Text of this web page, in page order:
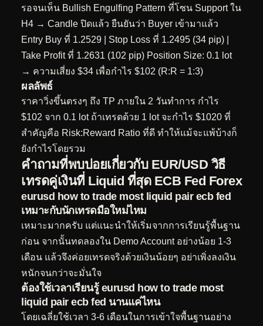
รอจนเห็น Bullish Engulfing Pattern ที่โซน Support ใน
H4 → Candle ปิดแล้ว ยืนยันว่า Buyer เข้ามาแล้ว
Entry Buy ที่ 1.2529 | Stop Loss ที่ 1.2495 (34 pip) |
Take Profit ที่ 1.2631 (102 pip) Position Size: 0.1 lot
→ ความเสี่ยง $34 เพื่อกำไร $102 (R:R = 1:3)
ผลลัพธ์
ราคาวิ่งขึ้นตรงๆ ถึง TP ภายใน 2 วันทำการ กำไร
$102 จาก 0.1 lot ถ้าเทรดด้วย 1 lot จะกำไร $1020 ที่
สำคัญคือ Risk:Reward Ratio ที่ดี ทำให้แม้จะแพ้บ้างก็
ยังกำไรโดยรวม
คำถามที่พบบ่อยเกี่ยวกับ EUR/USD วิธี
เทรดคู่เงินที่ Liquid ที่สุด ECB Fed Forex
eurusd how to trade most liquid pair ecb fed
เหมาะกับนักเทรดมือใหม่ไหม
เหมาะมากครับ แต่แนะนำให้เริ่มจากการเรียนรู้พื้นฐาน
ก่อน จากนั้นทดลองใน Demo Account อย่างน้อย 1-3
เดือน แล้วจึงค่อยเทรดจริงด้วยเงินน้อยๆ อย่าเพิ่งลงเงิน
หนักจนกว่าจะมั่นใจ
ต้องใช้เวลาเรียนรู้ eurusd how to trade most
liquid pair ecb fed นานแค่ไหน
โดยเฉลี่ยใช้เวลา 3-6 เดือนในการเข้าใจพื้นฐานอย่าง